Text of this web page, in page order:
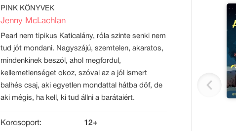
PINK KÖNYVEK
Jenny McLachlan
Pearl nem tipikus Katicalány, róla szinte senki nem
tud jót mondani. Nagyszájú, szemtelen, akaratos,
mindenkinek beszól, ahol megfordul,
kellemetlenséget okoz, szóval az a jól ismert
balhés csaj, aki egyetlen mondattal hátba döf, de
aki mégis, ha kell, ki tud állni a barátaiért.
Korcsoport:
12+